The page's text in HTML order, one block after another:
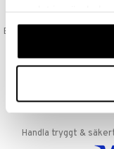
våra cookies vid
Beställningar lagda före
EU-logotypen är
Handla tryggt &